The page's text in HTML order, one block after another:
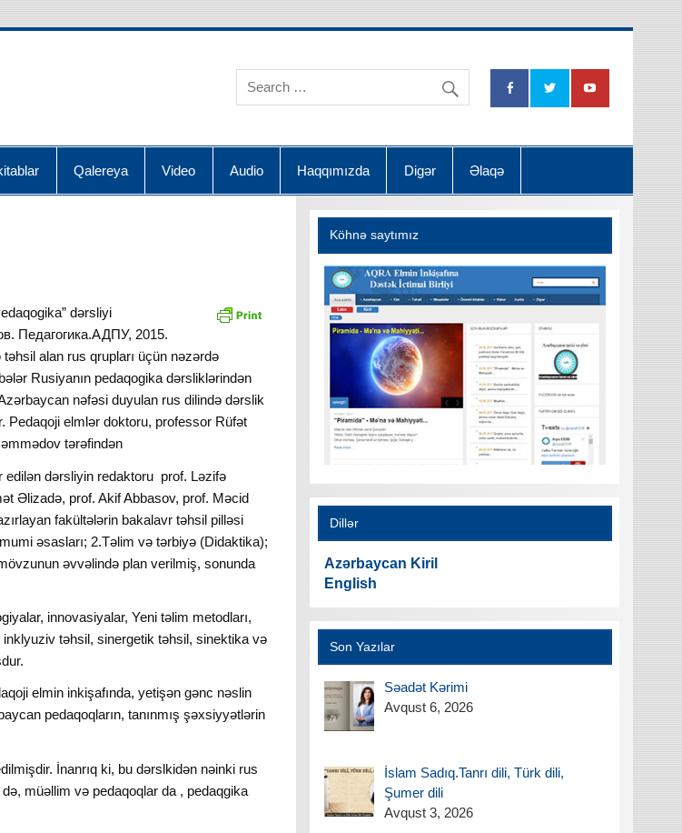
Elmin İnkişafına Dətsək İctimai Birliyi
Qalereya Video Audio Haqqımızda Digər Əlaqə
dərsliyi
Педагогика.АДПУ, 2015.
alan rus qrupları üçün nəzərdə
Rusiyanın pedaqogika dərsliklərindən
nəfəsi duyulan rus dilində dərslik
Pedaqoji elmlər doktoru, professor Rüfət
tərəfindən
edilən dərsliyin redaktoru prof. Ləzifə
Əlizadə, prof. Akif Abbasov, prof. Məcid
fakültələrin bakalavr təhsil pilləsi
əsasları; 2.Təlim və tərbiyə (Didaktika);
əvvəlində plan verilmiş, sonunda
innovasiyalar, Yeni təlim metodları,
təhsil, sinergetik təhsil, sinektika və
elmin inkişafında, yetişən gənc nəslin
pedaqoqların, tanınmış şəxsiyyətlərin
İnanrıq ki, bu dərslkidən nəinki rus
müəllim və pedaqoqlar da , pedaqgika
Köhnə saytımız
Dillər
Azərbaycan Kiril
English
Son Yazılar
Səadət Kərimi
Avqust 6, 2026
İslam Sadıq.Tanrı dili, Türk dili,
Şumer dili
Avqust 3, 2026